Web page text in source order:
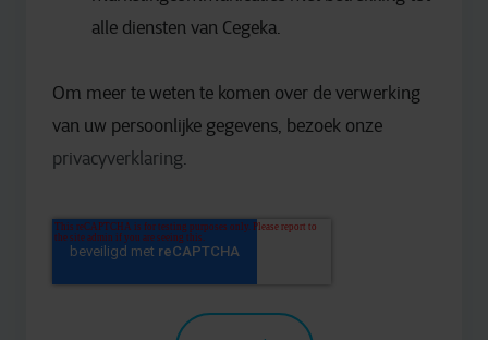
alle diensten van Cegeka.
Om meer te weten te komen over de verwerking
van uw persoonlijke gegevens, bezoek onze
privacyverklaring.